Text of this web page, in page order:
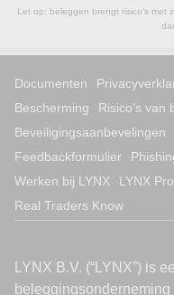
Let op: beleggen brengt risico's met
Documenten
Bescherming
Risico’s van
Beveiligingsaanbevelingen
Feedbackformulier
Werken bij LYNX
LYNX
Real Traders Know